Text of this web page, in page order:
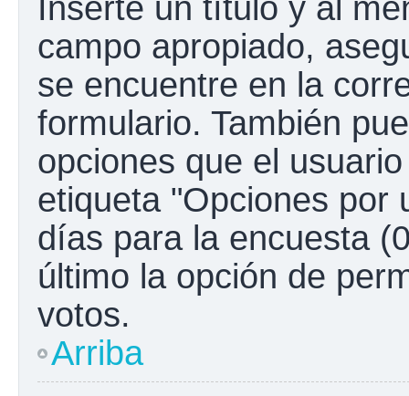
Inserte un título y al
campo apropiado,
se encuentre en la
formulario. También
opciones que el
etiqueta "Opciones por
días para la encuesta
último la opción de
votos.
Arriba